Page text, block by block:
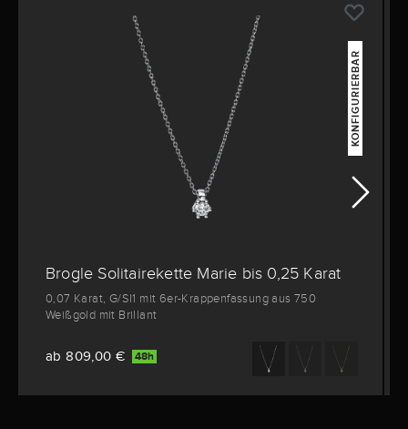
KONFIGURIERBAR
Brogle Solitairekette Marie bis 0,25 Karat
0,07 Karat, G/SI1 mit 6er-Krappenfassung aus 750
Weißgold mit Brillant
ab 809,00 € 48h